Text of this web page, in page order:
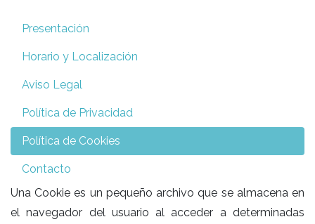
Presentación
Horario y Localización
Aviso Legal
Política de Privacidad
Política de Cookies
Contacto
Una Cookie es un pequeño archivo que se almacena en
el navegador del usuario al acceder a determinadas